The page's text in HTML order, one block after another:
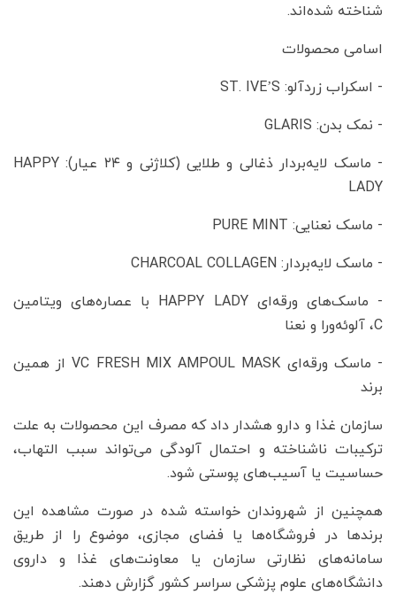
شناخته شده‌اند.
اسامی محصولات
- اسکراب زردآلو: ST. IVE’S
- نمک بدن: GLARIS
- ماسک لایه‌بردار ذغالی و طلایی (کلاژنی و ۲۴ عیار): HAPPY
LADY
- ماسک نعنایی: PURE MINT
- ماسک لایه‌بردار: CHARCOAL COLLAGEN
- ماسک‌های ورقه‌ای HAPPY LADY با عصاره‌های ویتامین
C، آلوئه‌ورا و نعنا
- ماسک ورقه‌ای VC FRESH MIX AMPOUL MASK از همین
برند
سازمان غذا و دارو هشدار داد که مصرف این محصولات به علت
ترکیبات ناشناخته و احتمال آلودگی می‌تواند سبب التهاب،
حساسیت یا آسیب‌های پوستی شود.
همچنین از شهروندان خواسته شده در صورت مشاهده این
برندها در فروشگاه‌ها یا فضای مجازی، موضوع را از طریق
سامانه‌های نظارتی سازمان یا معاونت‌های غذا و داروی
دانشگاه‌های علوم پزشکی سراسر کشور گزارش دهند.